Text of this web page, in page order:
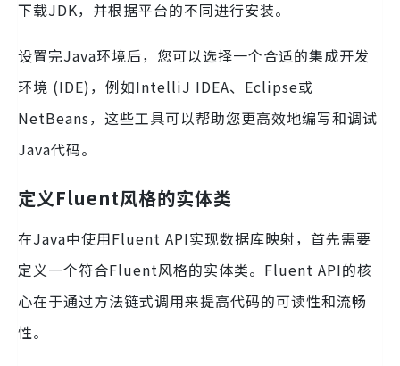
下载JDK，并根据平台的不同进行安装。
设置完Java环境后，您可以选择一个合适的集成开发
环境 (IDE)，例如IntelliJ IDEA、Eclipse或
NetBeans，这些工具可以帮助您更高效地编写和调试
Java代码。
定义Fluent风格的实体类
在Java中使用Fluent API实现数据库映射，首先需要
定义一个符合Fluent风格的实体类。Fluent API的核
心在于通过方法链式调用来提高代码的可读性和流畅
性。